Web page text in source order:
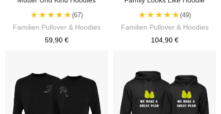
★★★★★(67)
Familien Pullover & Hoodies
59,90 €
★★★★★(49)
Familien Pullover & Hoodies
104,90 €